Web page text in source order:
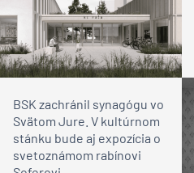
BSK zachránil synagógu vo
Svätom Jure. V kultúrnom
stánku bude aj expozícia o
svetoznámom rabínovi